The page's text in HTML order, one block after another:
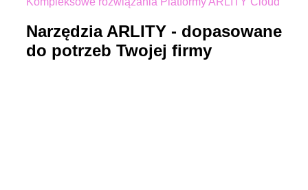
Narzędzia ARLITY - dopasowane
do potrzeb Twojej firmy